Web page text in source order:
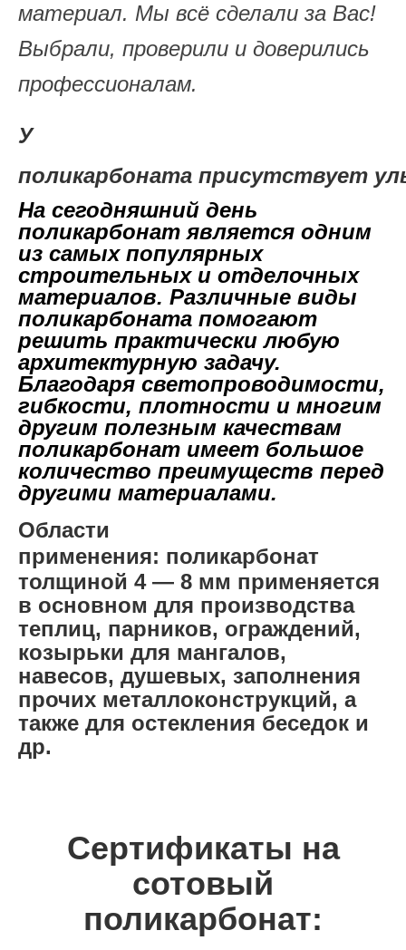
материал. Мы всё сделали за Вас!
Выбрали, проверили и доверились
профессионалам.
У
поликарбоната присутствует
На сегодняшний день
поликарбонат является одним
из самых популярных
строительных и отделочных
материалов. Различные виды
поликарбоната помогают
решить практически любую
архитектурную задачу.
Благодаря светопроводимости,
гибкости, плотности и многим
другим полезным качествам
поликарбонат имеет большое
количество преимуществ перед
другими материалами.
Области
применения: поликарбонат
толщиной 4 — 8 мм применяется
в основном для производства
теплиц, парников, ограждений,
козырьки для мангалов,
навесов, душевых, заполнения
прочих металлоконструкций, а
также для остекления беседок и
др.
Сертификаты на
сотовый
поликарбонат: